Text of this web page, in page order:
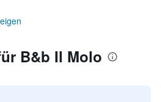
B&b Il Molo